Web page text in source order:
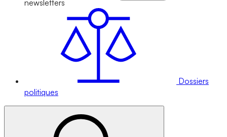
newsletters
Dossiers
politiques